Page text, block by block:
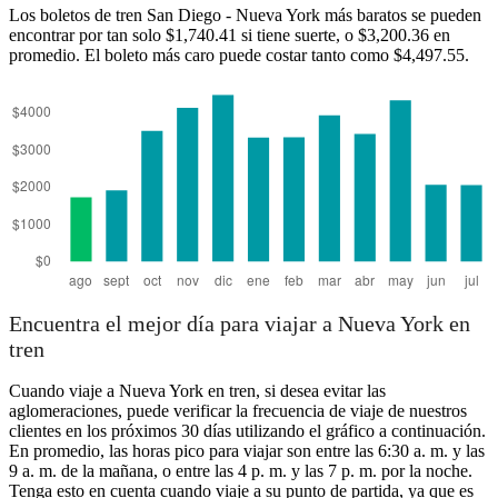
Los boletos de tren San Diego - Nueva York más baratos se pueden
encontrar por tan solo $1,740.41 si tiene suerte, o $3,200.36 en
promedio. El boleto más caro puede costar tanto como $4,497.55.
Encuentra el mejor día para viajar a Nueva York en
tren
Cuando viaje a Nueva York en tren, si desea evitar las
aglomeraciones, puede verificar la frecuencia de viaje de nuestros
clientes en los próximos 30 días utilizando el gráfico a continuación.
En promedio, las horas pico para viajar son entre las 6:30 a. m. y las
9 a. m. de la mañana, o entre las 4 p. m. y las 7 p. m. por la noche.
Tenga esto en cuenta cuando viaje a su punto de partida, ya que es